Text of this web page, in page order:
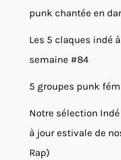
punk chantée en
Les 5 claques indé
semaine #84
5 groupes punk
Notre sélection
à jour estivale de
Rap)